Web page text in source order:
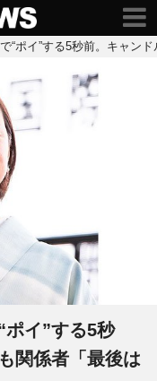
“ポイ”する5秒前。キャン
ポイ”する5秒
関係者「最後は